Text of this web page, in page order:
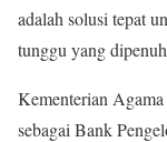
adalah solusi tepat
tunggu yang
Kementerian
sebagai Bank